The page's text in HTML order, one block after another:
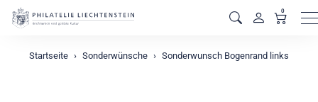
0
Startseite Sonderwünsche Sonderwunsch Bogenrand links